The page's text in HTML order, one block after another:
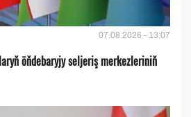
07.08.2026 - 13:07
öňdebaryjy seljeriş merkezleriniň